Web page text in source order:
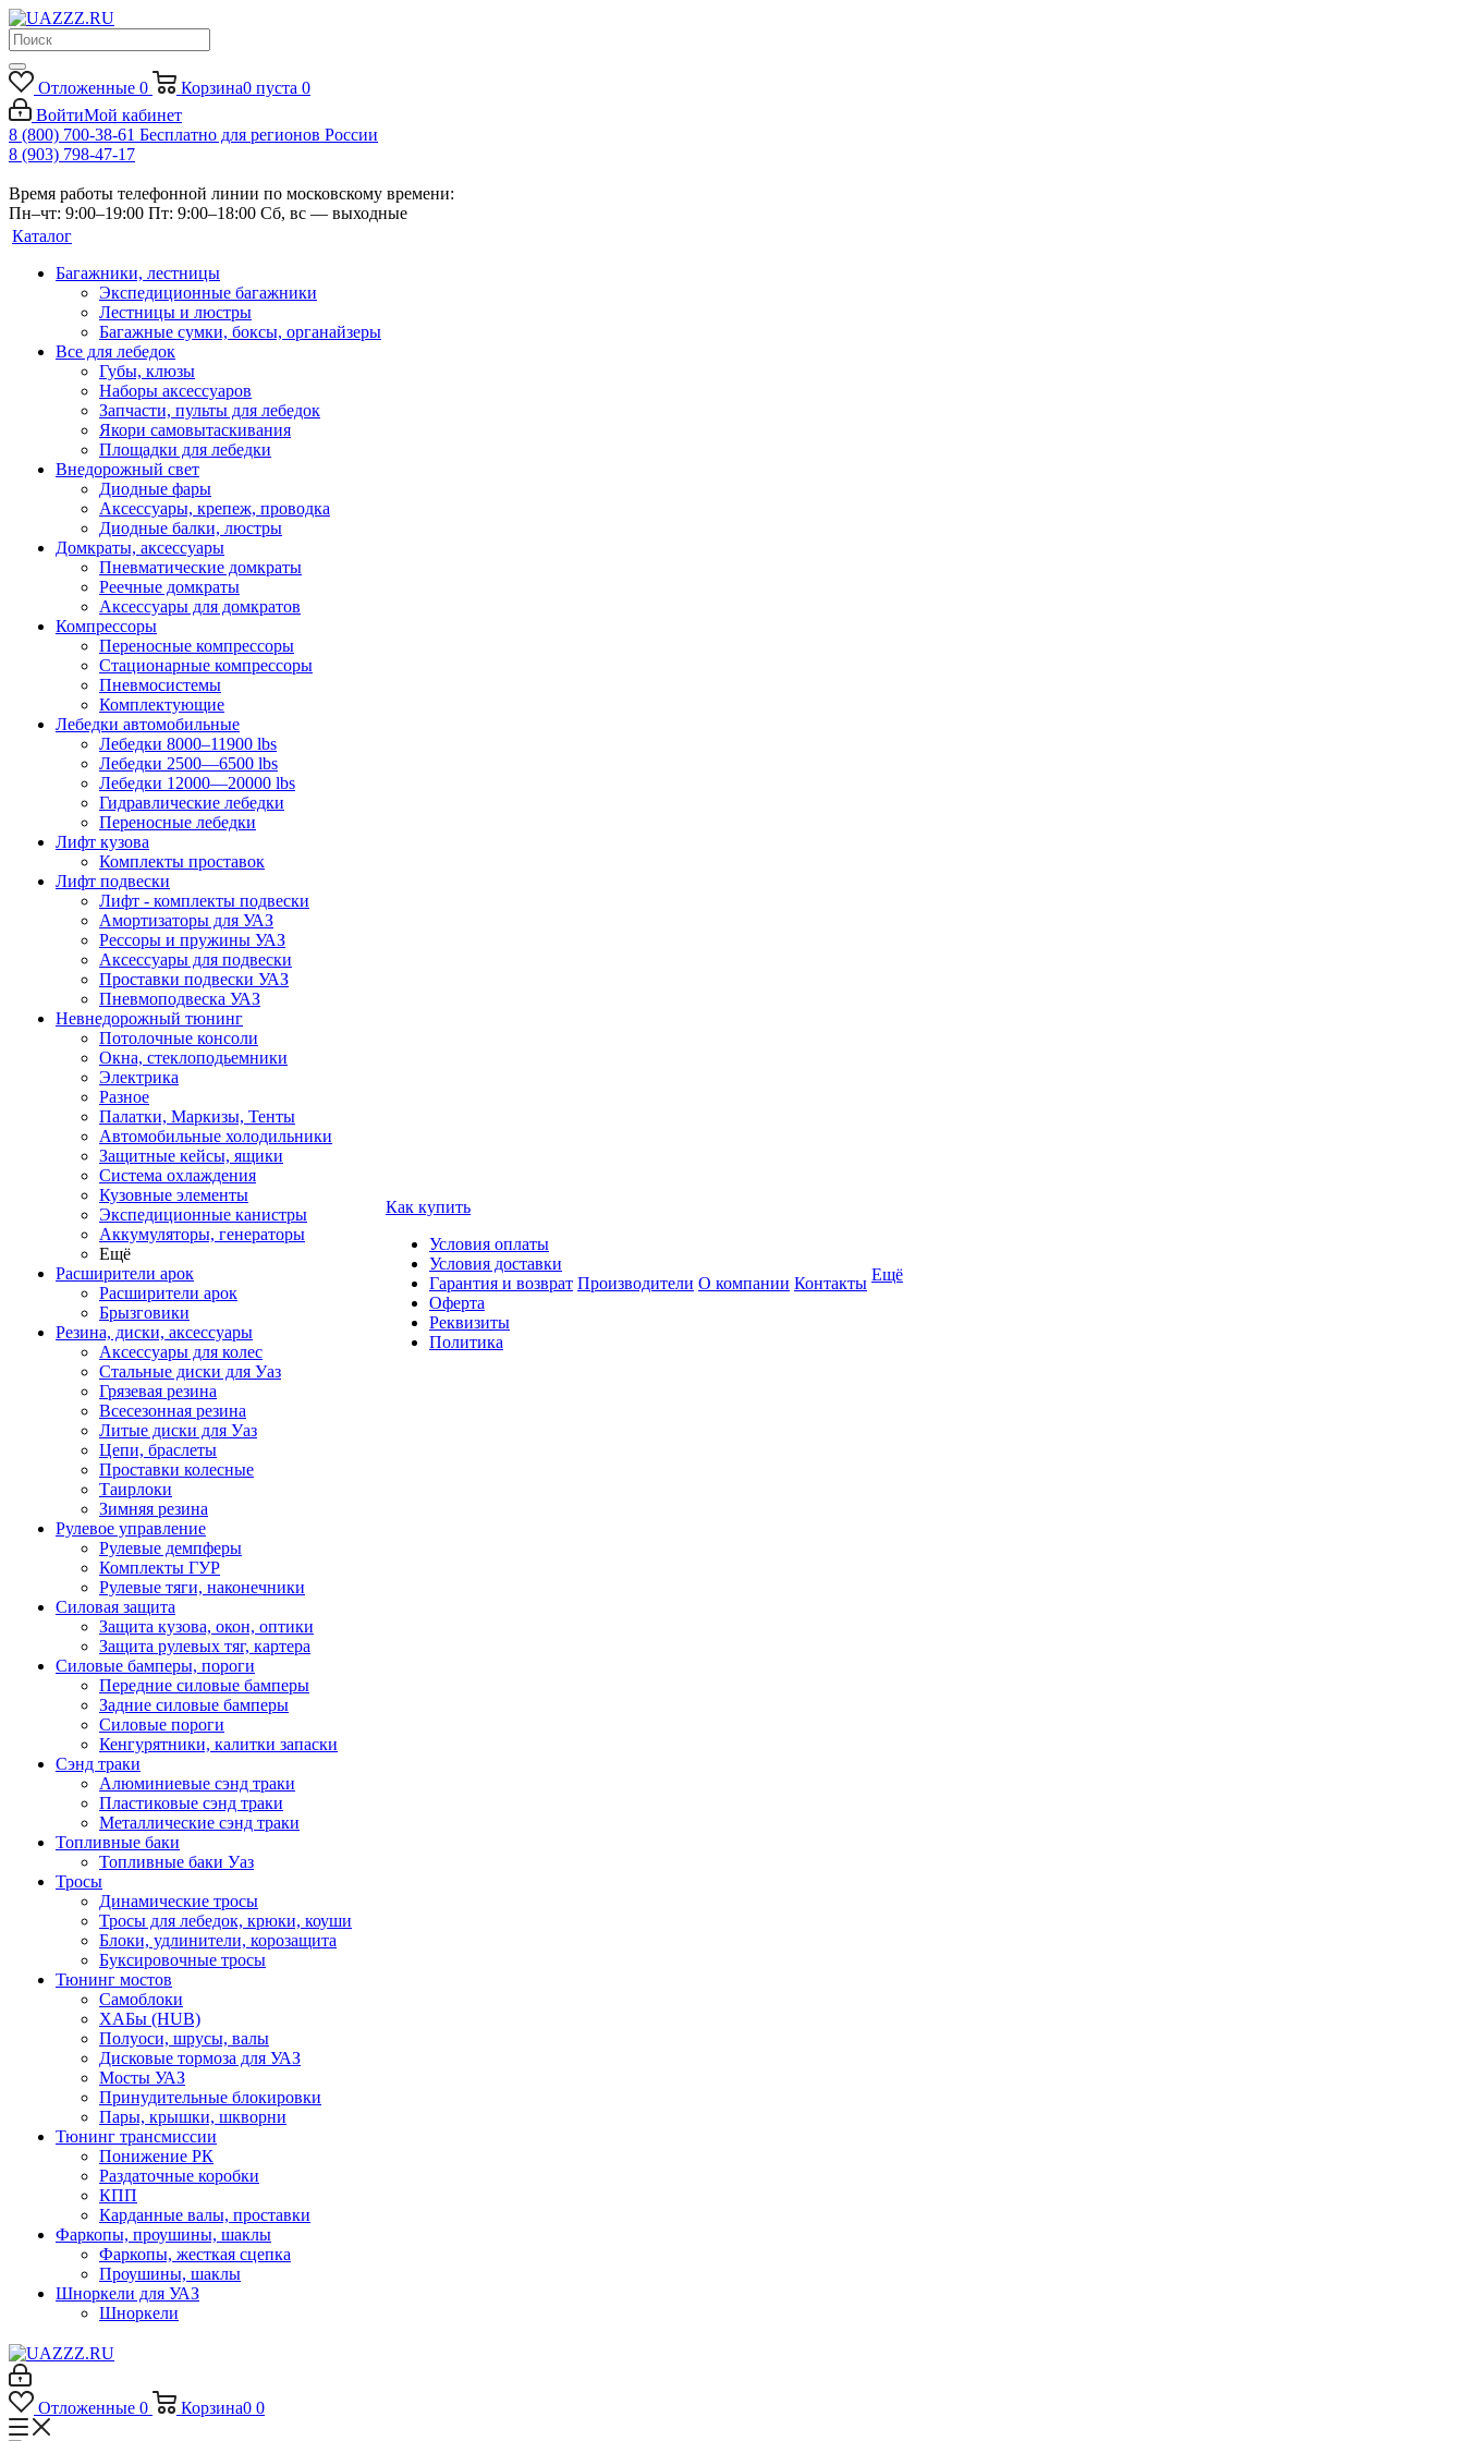
Отложенные 0 Корзина0 пуста 0
ВойтиМой кабинет
8 (800) 700-38-61 Бесплатно для регионов России
8 (903) 798-47-17
Время работы телефонной линии по московскому времени:
Пн–чт: 9:00–19:00 Пт: 9:00–18:00 Сб, вс — выходные
Каталог
Багажники, лестницы
Экспедиционные багажники
Лестницы и люстры
Багажные сумки, боксы, органайзеры
Все для лебедок
Губы, клюзы
Наборы аксессуаров
Запчасти, пульты для лебедок
Якори самовытаскивания
Площадки для лебедки
Внедорожный свет
Диодные фары
Аксессуары, крепеж, проводка
Диодные балки, люстры
Домкраты, аксессуары
Пневматические домкраты
Реечные домкраты
Аксессуары для домкратов
Компрессоры
Переносные компрессоры
Стационарные компрессоры
Пневмосистемы
Комплектующие
Лебедки автомобильные
Лебедки 8000–11900 lbs
Лебедки 2500—6500 lbs
Лебедки 12000—20000 lbs
Гидравлические лебедки
Переносные лебедки
Лифт кузова
Комплекты проставок
Лифт подвески
Лифт - комплекты подвески
Амортизаторы для УАЗ
Рессоры и пружины УАЗ
Аксессуары для подвески
Проставки подвески УАЗ
Пневмоподвеска УАЗ
Невнедорожный тюнинг
Потолочные консоли
Окна, стеклоподьемники
Электрика
Разное
Палатки, Маркизы, Тенты
Автомобильные холодильники
Защитные кейсы, ящики
Система охлаждения
Кузовные элементы
Экспедиционные канистры
Аккумуляторы, генераторы
Ещё
Расширители арок
Расширители арок
Брызговики
Резина, диски, аксессуары
Аксессуары для колес
Стальные диски для Уаз
Грязевая резина
Всесезонная резина
Литые диски для Уаз
Цепи, браслеты
Проставки колесные
Таирлоки
Зимняя резина
Рулевое управление
Рулевые демпферы
Комплекты ГУР
Рулевые тяги, наконечники
Силовая защита
Защита кузова, окон, оптики
Защита рулевых тяг, картера
Силовые бамперы, пороги
Передние силовые бамперы
Задние силовые бамперы
Силовые пороги
Кенгурятники, калитки запаски
Сэнд траки
Алюминиевые сэнд траки
Пластиковые сэнд траки
Металлические сэнд траки
Топливные баки
Топливные баки Уаз
Тросы
Динамические тросы
Тросы для лебедок, крюки, коуши
Блоки, удлинители, корозащита
Буксировочные тросы
Тюнинг мостов
Самоблоки
ХАБы (HUB)
Полуоси, шрусы, валы
Дисковые тормоза для УАЗ
Мосты УАЗ
Принудительные блокировки
Пары, крышки, шкворни
Тюнинг трансмиссии
Понижение РК
Раздаточные коробки
КПП
Карданные валы, проставки
Фаркопы, проушины, шаклы
Фаркопы, жесткая сцепка
Проушины, шаклы
Шноркели для УАЗ
Шноркели
Как купить
Условия оплаты
Условия доставки
Гарантия и возврат
Оферта
Реквизиты
Политика
Производители О компании Контакты Ещё
Отложенные 0 Корзина0 0